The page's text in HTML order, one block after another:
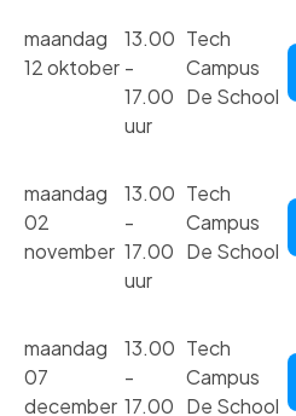
maandag
12 oktober
13.00
-
17.00
uur
Tech
Campus
De School
maandag
02
november
13.00
-
17.00
uur
Tech
Campus
De School
maandag
07
december
13.00
-
17.00
Tech
Campus
De School